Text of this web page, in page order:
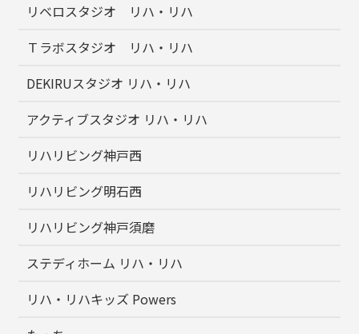
リベロスタジオ リハ・リハ
Ｔラボスタジオ リハ・リハ
DEKIRUスタジオ リハ・リハ
アクティブスタジオ リハ・リハ
リハリビング神戸西
リハリビング明石西
リハリビング神戸須磨
ステディホーム リハ・リハ
リハ・リハキッズ Powers